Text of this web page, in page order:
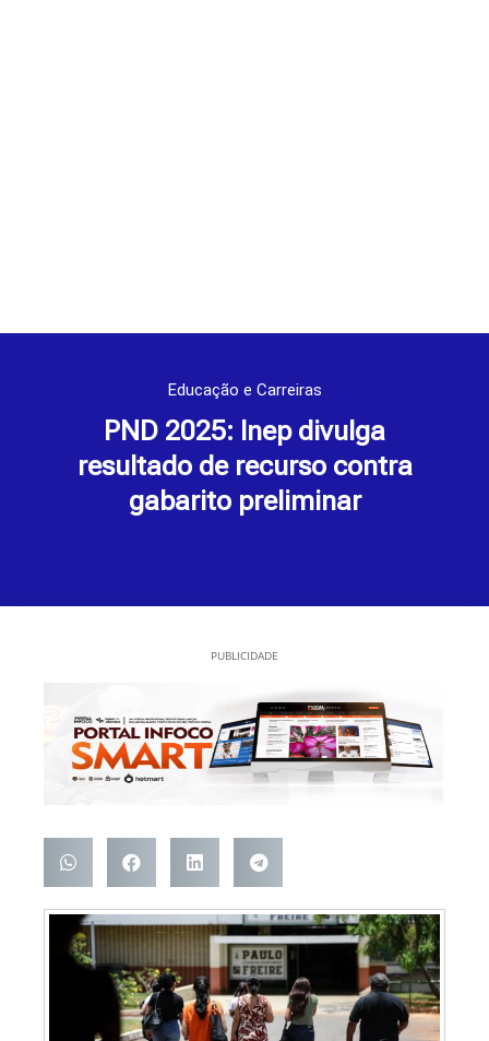
Educação e Carreiras
PND 2025: Inep divulga
resultado de recurso contra
gabarito preliminar
PUBLICIDADE